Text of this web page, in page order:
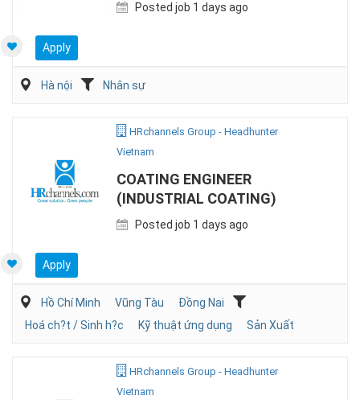
Posted job 1 days ago
Apply
Hà nội Nhân sự
HRchannels Group - Headhunter
Vietnam
COATING ENGINEER
(INDUSTRIAL COATING)
Posted job 1 days ago
Apply
Hồ Chí Minh Vũng Tàu
Đồng Nai
Hoá ch?t / Sinh h?c
Kỹ thuật ứng dụng Sản Xuất
HRchannels Group - Headhunter
Vietnam